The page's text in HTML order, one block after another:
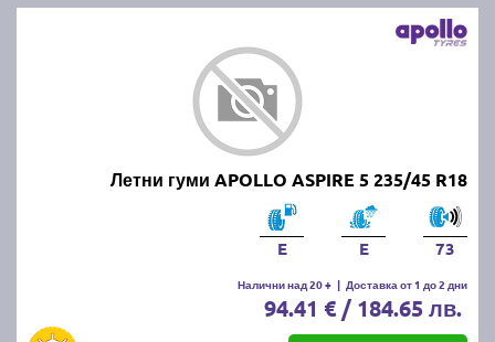
Летни гуми APOLLO ASPIRE 5 235/45 R18
E E 73
Налични над 20 + | Доставка от 1 до 2 дни
94.41 € / 184.65 лв.